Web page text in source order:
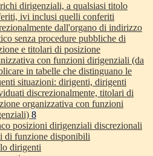
dirigenziali, a qualsiasi titolo
ivi inclusi quelli conferiti
dall'organo di indirizzo
senza procedure pubbliche di
e titolari di posizione
con funzioni dirigenziali (da
in tabelle che distinguano le
situazioni: dirigenti, dirigenti
discrezionalmente, titolari di
organizzativa con funzioni
8
posizioni dirigenziali discrezionali
di funzione disponibili
dirigenti